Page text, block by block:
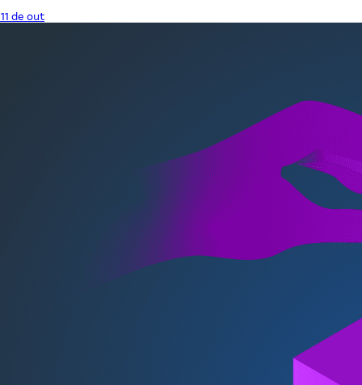
11 de out